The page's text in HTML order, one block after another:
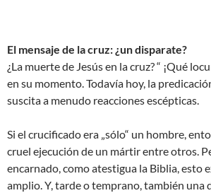
El mensaje de la cruz: ¿un disparate?
¿La muerte de Jesús en la cruz? “ ¡Qué
en su momento. Todavía hoy, la
suscita a menudo reacciones escépticas.
Si el crucificado era „sólo“ un hombre,
cruel ejecución de un mártir entre otros.
encarnado, como atestigua la Biblia, esto
amplio. Y, tarde o temprano, también una